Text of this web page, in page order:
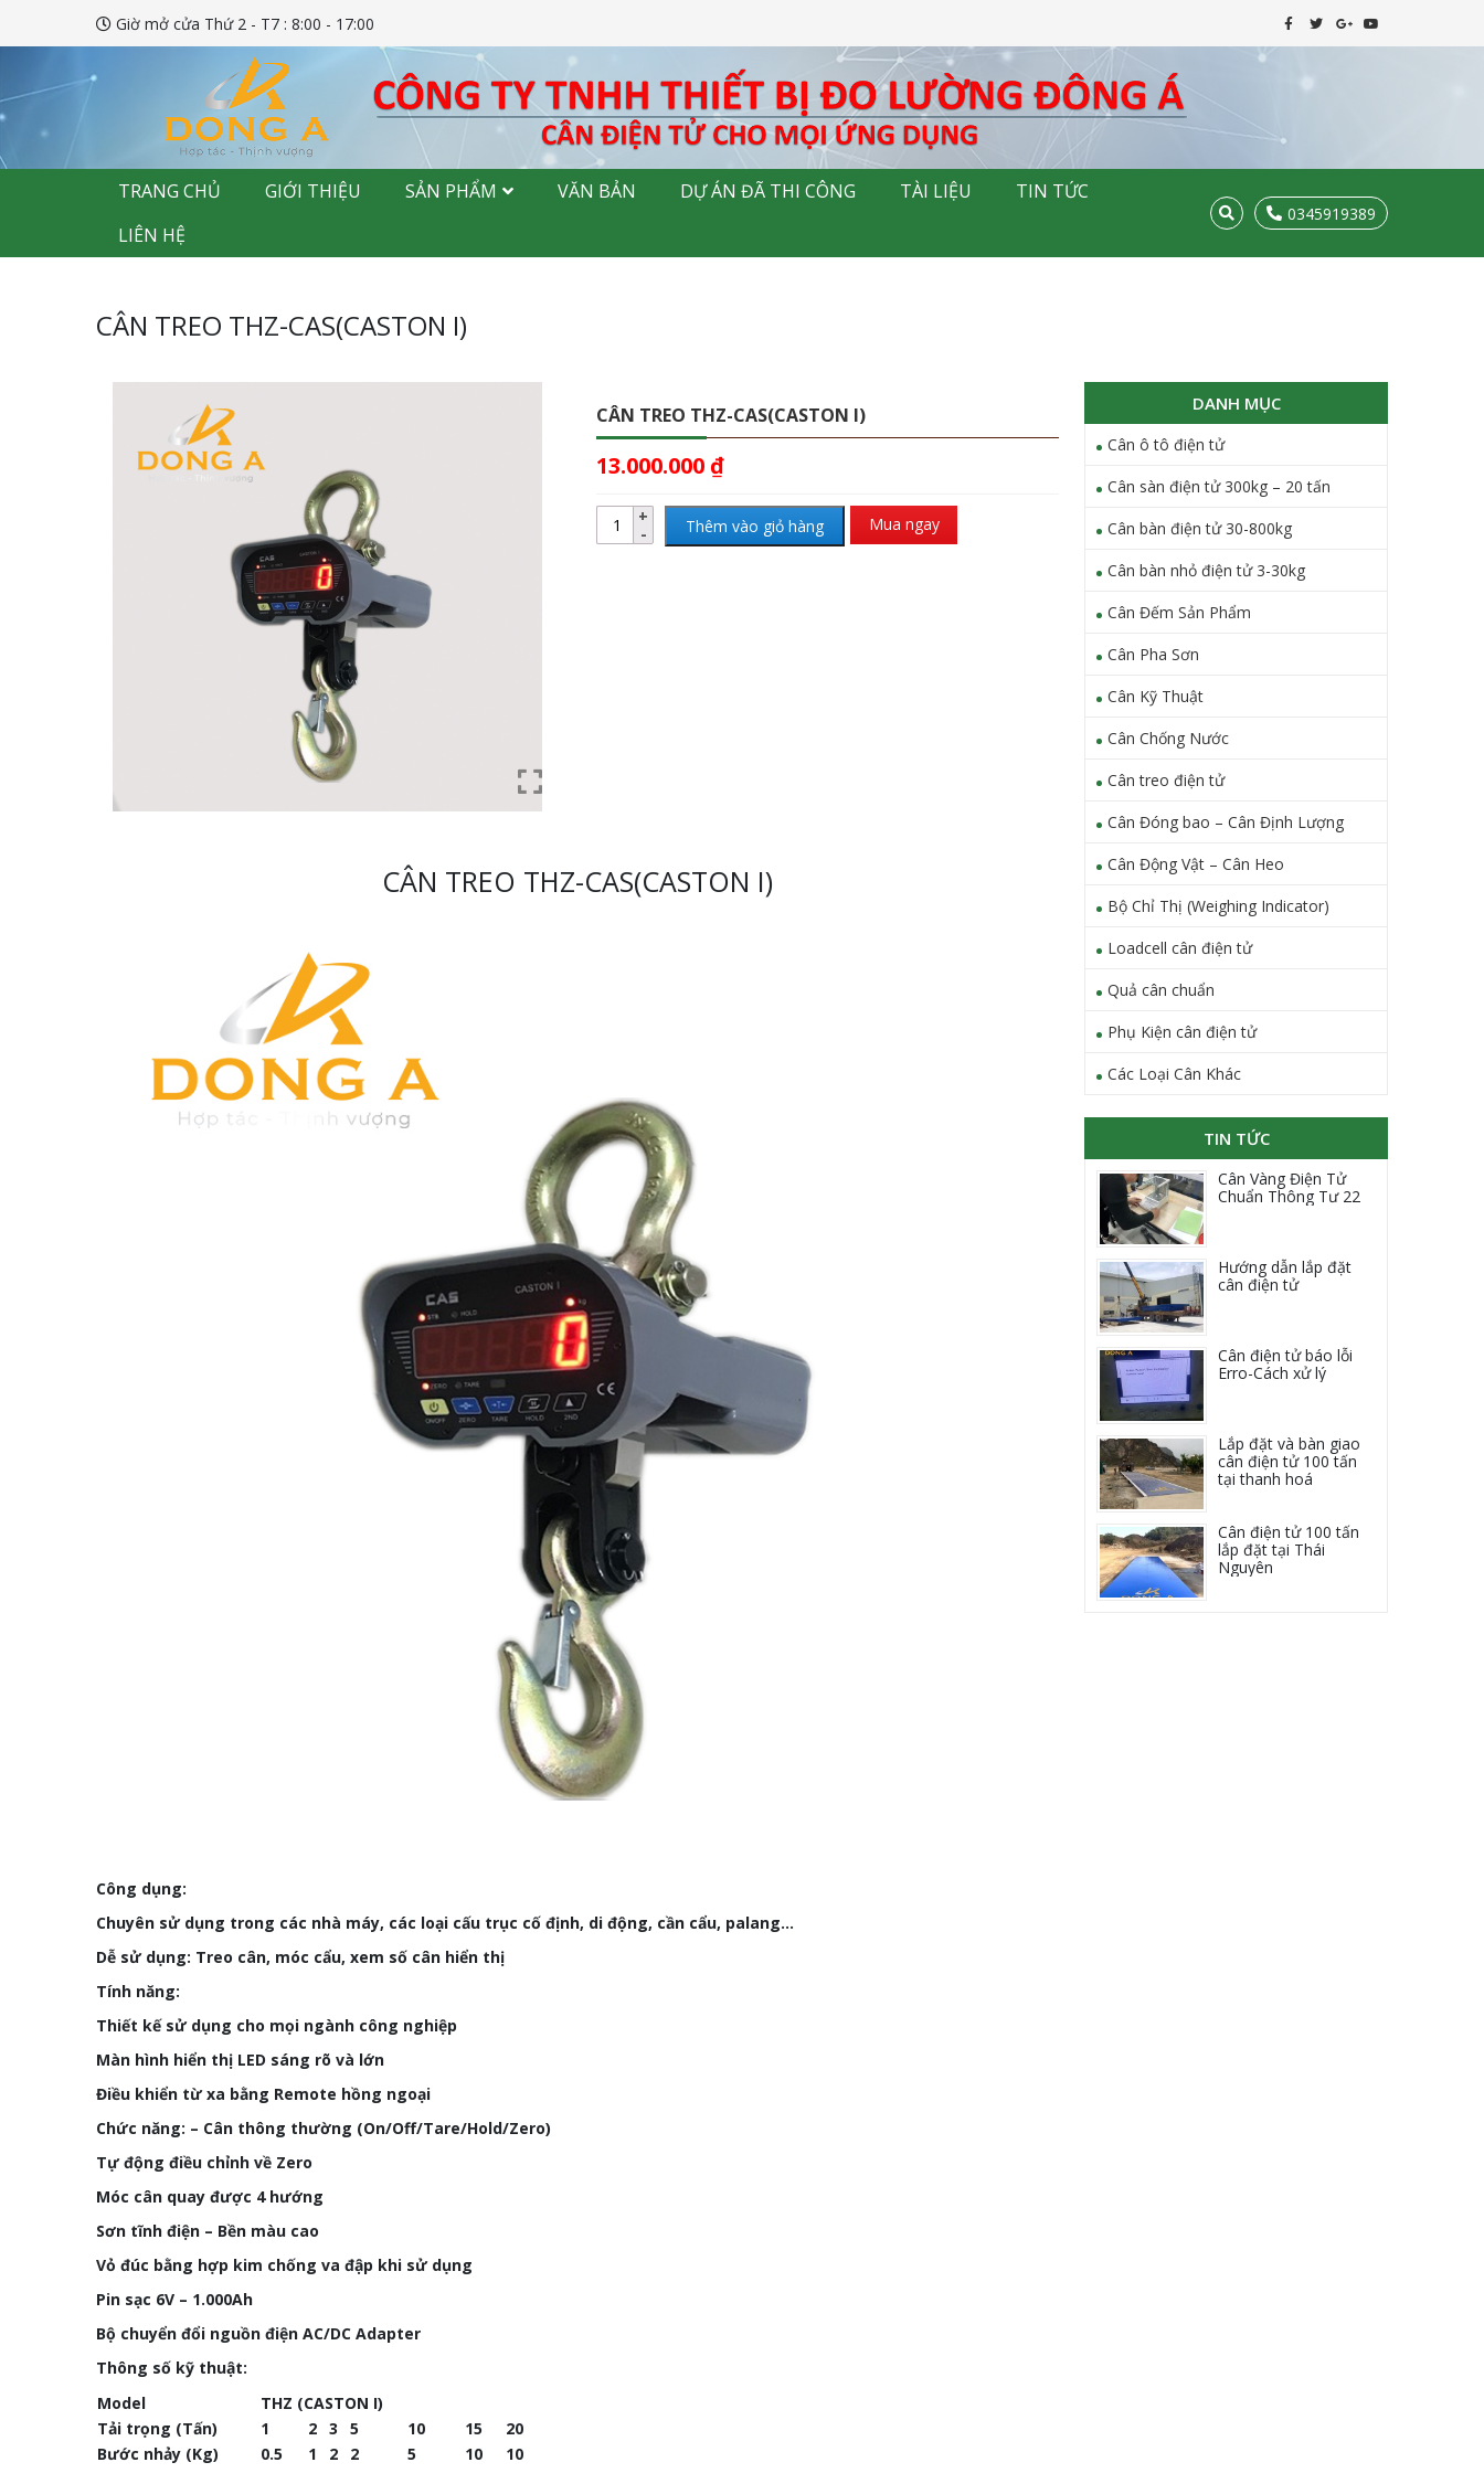
Giờ mở cửa Thứ 2 - T7 : 8:00 - 17:00
TRANG CHỦ GIỚI THIỆU SẢN PHẨM VĂN BẢN DỰ ÁN ĐÃ THI CÔNG TÀI LIỆU
TIN TỨC
LIÊN HỆ
0345919389
CÂN TREO THZ-CAS(CASTON I)
CÂN TREO THZ-CAS(CASTON I)
13.000.000 ₫
Thêm vào giỏ hàng Mua ngay
CÂN TREO THZ-CAS(CASTON I)
Công dụng:
Chuyên sử dụng trong các nhà máy, các loại cấu trục cố định, di động, cần cẩu, palang…
Dễ sử dụng: Treo cân, móc cẩu, xem số cân hiển thị
Tính năng:
Thiết kế sử dụng cho mọi ngành công nghiệp
Màn hình hiển thị LED sáng rõ và lớn
Điều khiển từ xa bằng Remote hồng ngoại
Chức năng: – Cân thông thường (On/Off/Tare/Hold/Zero)
Tự động điều chỉnh về Zero
Móc cân quay được 4 hướng
Sơn tĩnh điện – Bền màu cao
Vỏ đúc bằng hợp kim chống va đập khi sử dụng
Pin sạc 6V – 1.000Ah
Bộ chuyển đổi nguồn điện AC/DC Adapter
Thông số kỹ thuật:
Model
THZ (CASTON I)
Tải trọng (Tấn)
1 2 3 5 10 15
20
Bước nhảy (Kg)
0.5 1 2 2 5 10
10
DANH MỤC
Cân ô tô điện tử
Cân sàn điện tử 300kg – 20 tấn
Cân bàn điện tử 30-800kg
Cân bàn nhỏ điện tử 3-30kg
Cân Đếm Sản Phẩm
Cân Pha Sơn
Cân Kỹ Thuật
Cân Chống Nước
Cân treo điện tử
Cân Đóng bao – Cân Định Lượng
Cân Động Vật – Cân Heo
Bộ Chỉ Thị (Weighing Indicator)
Loadcell cân điện tử
Quả cân chuẩn
Phụ Kiện cân điện tử
Các Loại Cân Khác
TIN TỨC
Cân Vàng Điện Tử
Chuẩn Thông Tư 22
Hướng dẫn lắp đặt
cân điện tử
Cân điện tử báo lỗi
Erro-Cách xử lý
Lắp đặt và bàn giao
cân điện tử 100 tấn
tại thanh hoá
Cân điện tử 100 tấn
lắp đặt tại Thái
Nguyên